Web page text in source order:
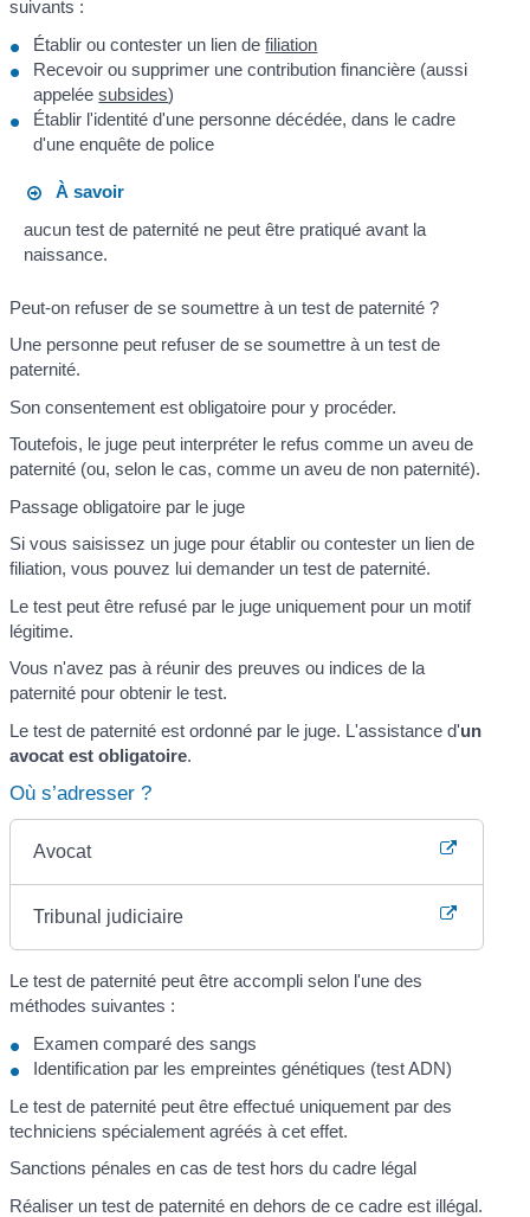
suivants :
Établir ou contester un lien defiliation
Recevoir ou supprimer une contribution financière (aussi
appeléesubsides)
Établir l'identité d'une personne décédée, dans le cadre
d'une enquête de police
À savoir
aucun test de paternité ne peut être pratiqué avant la
naissance.
Peut-on refuser de se soumettre à un test de paternité ?
Une personne peut refuser de se soumettre à un test de
paternité.
Son consentement est obligatoire pour y procéder.
Toutefois, le juge peut interpréter le refus comme un aveu de
paternité (ou, selon le cas, comme un aveu de non paternité).
Passage obligatoire par le juge
Si vous saisissez un juge pour établir ou contester un lien de
filiation, vous pouvez lui demander un test de paternité.
Le test peut être refusé par le juge uniquement pour un motif
légitime.
Vous n'avez pas à réunir des preuves ou indices de la
paternité pour obtenir le test.
Le test de paternité est ordonné par le juge. L'assistance d'un
avocat est obligatoire.
Où s’adresser ?
Avocat
Tribunal judiciaire
Le test de paternité peut être accompli selon l'une des
méthodes suivantes :
Examen comparé des sangs
Identification par les empreintes génétiques (test ADN)
Le test de paternité peut être effectué uniquement par des
techniciens spécialement agréés à cet effet.
Sanctions pénales en cas de test hors du cadre légal
Réaliser un test de paternité en dehors de ce cadre est illégal.